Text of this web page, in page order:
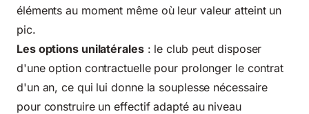
éléments au moment même où leur valeur atteint un
pic.
Les options unilatérales: le club peut disposer
d'une option contractuelle pour prolonger le contrat
d'un an, ce qui lui donne la souplesse nécessaire
pour construire un effectif adapté au niveau